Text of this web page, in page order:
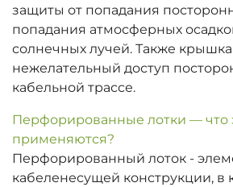
защиты от попадания
попадания атмосферных
солнечных лучей. Также
нежелательный доступ
кабельной трассе.
Перфорированные лотки — что
применяются?
Перфорированный лоток -
кабеленесущей конструкции, в